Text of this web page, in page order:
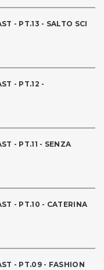
- PT.13 - SALTO SCI
- PT.12 -
- PT.11 - SENZA
- PT.10 - CATERINA
- PT.09 - FASHION